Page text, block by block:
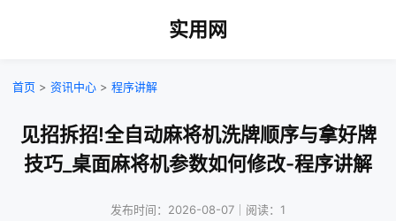
实用网
首页 > 资讯中心 > 程序讲解
见招拆招!全自动麻将机洗牌顺序与拿好牌
技巧_桌面麻将机参数如何修改-程序讲解
发布时间：2026-08-07｜阅读：1